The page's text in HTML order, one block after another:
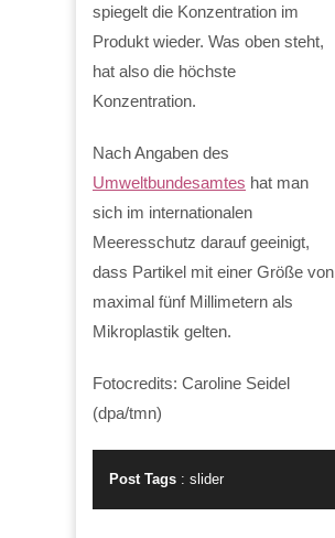
spiegelt die Konzentration im
Produkt wieder. Was oben steht,
hat also die höchste
Konzentration.
Nach Angaben des
Umweltbundesamtes hat man
sich im internationalen
Meeresschutz darauf geeinigt,
dass Partikel mit einer Größe von
maximal fünf Millimetern als
Mikroplastik gelten.
Fotocredits: Caroline Seidel
(dpa/tmn)
Post Tags : slider